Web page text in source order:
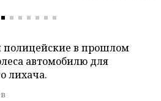
полицейские в прошлом
автомобилю для
лихача.